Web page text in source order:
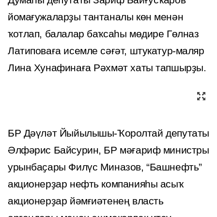
йомағужаларҙы тантаналы көн менән
ҡотлап, балалар баҡсаһы мөдире Гөлназ
Латиповаға исемле сәғәт, штукатур-маляр
Лина Хунафинаға Рәхмәт хаты тапшырҙы.
БР Дәүләт Йыйылышы-Ҡоролтай депутаты
Әлфәрис Байсурин, БР мәғариф министры
урынбаҫары Филүс Миназов, “Башнефть”
акционерҙар нефть компанияһы асыҡ
акционерҙар йәмғиәтенең власть